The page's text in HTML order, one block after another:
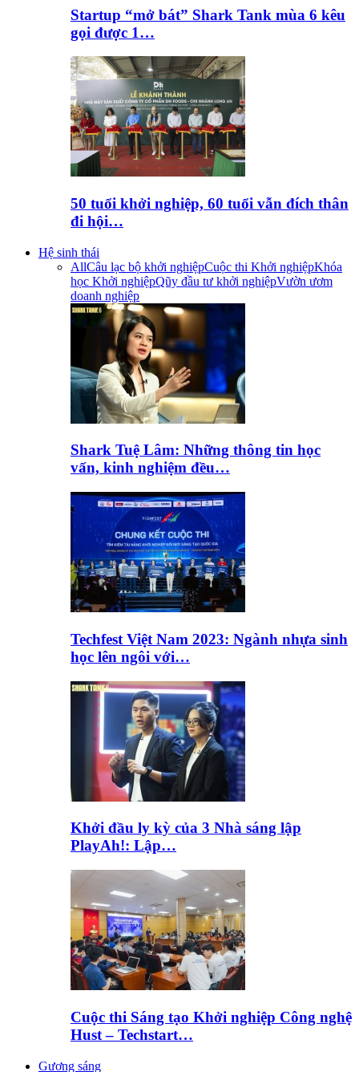
Startup “mở bát” Shark Tank mùa 6 kêu
gọi được 1…
50 tuổi khởi nghiệp, 60 tuổi vẫn đích thân
đi hội…
Hệ sinh thái
AllCâu lạc bộ khởi nghiệpCuộc thi Khởi nghiệpKhóa
học Khởi nghiệpQũy đầu tư khởi nghiệpVườn ươm
doanh nghiệp
Shark Tuệ Lâm: Những thông tin học
vấn, kinh nghiệm đều…
Techfest Việt Nam 2023: Ngành nhựa sinh
học lên ngôi với…
Khởi đầu ly kỳ của 3 Nhà sáng lập
PlayAh!: Lập…
Cuộc thi Sáng tạo Khởi nghiệp Công nghệ
Hust – Techstart…
Gương sáng